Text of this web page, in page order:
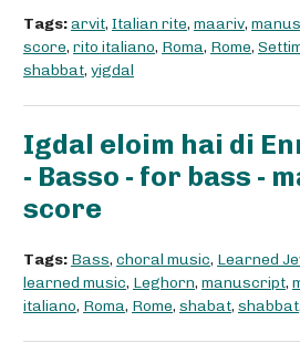
Tags:arvit, Italian rite, maariv,
score, rito italiano, Roma, Rome,
shabbat, yigdal
Igdal eloim hai di
- Basso - for bass -
score
Tags: Bass, choral music, Learned
learned music, Leghorn, manuscript,
italiano, Roma, Rome, shabat, shabbat,